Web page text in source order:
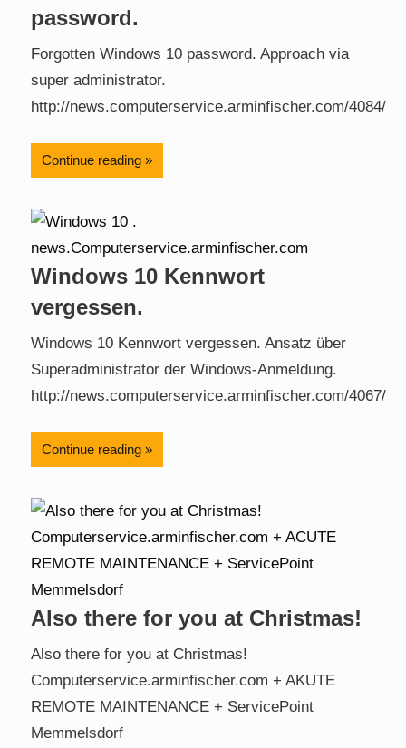
password.
Forgotten Windows 10 password. Approach via
super administrator.
http://news.computerservice.arminfischer.com/4084/
Continue reading
Windows 10 Kennwort
vergessen.
Windows 10 Kennwort vergessen. Ansatz über
Superadministrator der Windows-Anmeldung.
http://news.computerservice.arminfischer.com/4067/
Continue reading
Also there for you at Christmas!
Also there for you at Christmas!
Computerservice.arminfischer.com + AKUTE
REMOTE MAINTENANCE + ServicePoint
Memmelsdorf